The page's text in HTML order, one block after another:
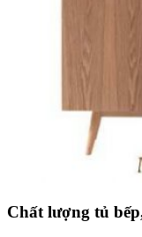
Chất lượng tủ